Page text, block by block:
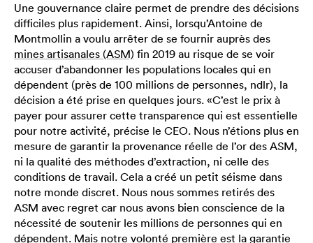
Une gouvernance claire permet de prendre des décisions
difficiles plus rapidement. Ainsi, lorsqu’Antoine de
Montmollin a voulu arrêter de se fournir auprès des
mines artisanales (ASM) fin 2019 au risque de se voir
accuser d’abandonner les populations locales qui en
dépendent (près de 100 millions de personnes, ndlr), la
décision a été prise en quelques jours. «C’est le prix à
payer pour assurer cette transparence qui est essentielle
pour notre activité, précise le CEO. Nous n’étions plus en
mesure de garantir la provenance réelle de l’or des ASM,
ni la qualité des méthodes d’extraction, ni celle des
conditions de travail. Cela a créé un petit séisme dans
notre monde discret. Nous nous sommes retirés des
ASM avec regret car nous avons bien conscience de la
nécessité de soutenir les millions de personnes qui en
dépendent. Mais notre volonté première est la garantie